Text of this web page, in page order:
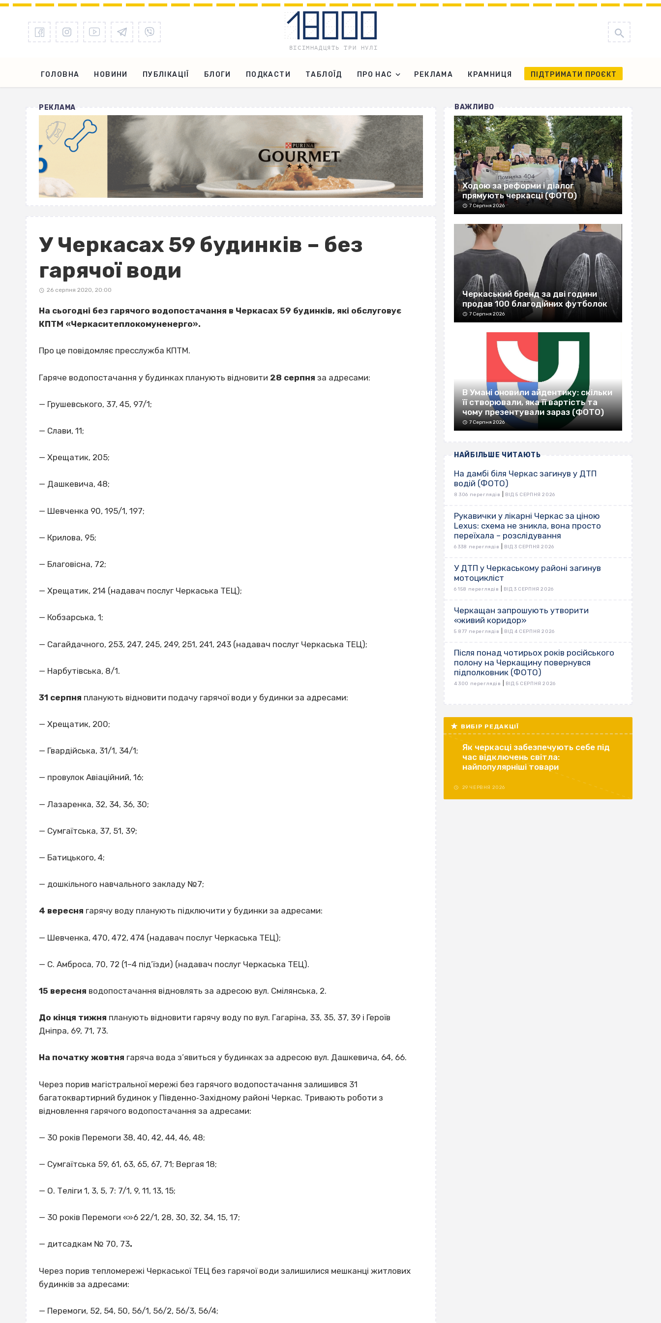
ГОЛОВНА НОВИНИ ПУБЛІКАЦІЇ БЛОГИ ПОДКАСТИ ТАБЛОЇД ПРО НАС РЕКЛАМА КРАМНИЦЯ ПІДТРИМАТИ ПРОЄКТ
РЕКЛАМА
У Черкасах 59 будинків – без
гарячої води
26 серпня 2020, 20:00
На сьогодні без гарячого водопостачання в Черкасах 59 будинків, які обслуговує
КПТМ «Черкаситеплокомуненерго».
Про це повідомляє пресслужба КПТМ.
Гаряче водопостачання у будинках планують відновити 28 серпня за адресами:
— Грушевського, 37, 45, 97/1;
— Слави, 11;
— Хрещатик, 205;
— Дашкевича, 48;
— Шевченка 90, 195/1, 197;
— Крилова, 95;
— Благовісна, 72;
— Хрещатик, 214 (надавач послуг Черкаська ТЕЦ);
— Кобзарська, 1;
— Сагайдачного, 253, 247, 245, 249, 251, 241, 243 (надавач послуг Черкаська ТЕЦ);
— Нарбутівська, 8/1.
31 серпня планують відновити подачу гарячої води у будинки за адресами:
— Хрещатик, 200;
— Гвардійська, 31/1, 34/1;
— провулок Авіаційний, 16;
— Лазаренка, 32, 34, 36, 30;
— Сумгаїтська, 37, 51, 39;
— Батицького, 4;
— дошкільного навчального закладу №7;
4 вересня гарячу воду планують підключити у будинки за адресами:
— Шевченка, 470, 472, 474 (надавач послуг Черкаська ТЕЦ);
— С. Амброса, 70, 72 (1–4 під’їзди) (надавач послуг Черкаська ТЕЦ).
15 вересня водопостачання відновлять за адресою вул. Смілянська, 2.
До кінця тижня планують відновити гарячу воду по вул. Гагаріна, 33, 35, 37, 39 і Героїв
Дніпра, 69, 71, 73.
На початку жовтня гаряча вода з’явиться у будинках за адресою вул. Дашкевича, 64, 66.
Через порив магістральної мережі без гарячого водопостачання залишився 31
багатоквартирний будинок у Південно‐Західному районі Черкас. Тривають роботи з
відновлення гарячого водопостачання за адресами:
— 30 років Перемоги 38, 40, 42, 44, 46, 48;
— Сумгаїтська 59, 61, 63, 65, 67, 71; Вергая 18;
— О. Теліги 1, 3, 5, 7: 7/1, 9, 11, 13, 15;
— 30 років Перемоги «»6 22/1, 28, 30, 32, 34, 15, 17;
— дитсадкам № 70, 73.
Через порив тепломережі Черкаської ТЕЦ без гарячої води залишилися мешканці житлових
будинків за адресами:
— Перемоги, 52, 54, 50, 56/1, 56/2, 56/3, 56/4;
ВАЖЛИВО
Ходою за реформи і діалог
прямують черкасці (ФОТО)
7 Серпня 2026
Черкаський бренд за дві години
продав 100 благодійних футболок
7 Серпня 2026
В Умані оновили айдентику: скільки
її створювали, яка її вартість та
чому презентували зараз (ФОТО)
7 Серпня 2026
НАЙБІЛЬШЕ ЧИТАЮТЬ
На дамбі біля Черкас загинув у ДТП
водій (ФОТО)
8 306 переглядів ВІД 5 СЕРПНЯ 2026
Рукавички у лікарні Черкас за ціною
Lexus: схема не зникла, вона просто
переїхала – розслідування
6 338 переглядів ВІД 3 СЕРПНЯ 2026
У ДТП у Черкаському районі загинув
мотоцикліст
6 158 переглядів ВІД 3 СЕРПНЯ 2026
Черкащан запрошують утворити
«живий коридор»
5 877 переглядів ВІД 4 СЕРПНЯ 2026
Після понад чотирьох років російського
полону на Черкащину повернувся
підполковник (ФОТО)
4 300 переглядів ВІД 5 СЕРПНЯ 2026
ВИБІР РЕДАКЦІЇ
Як черкасці забезпечують себе під
час відключень світла:
найпопулярніші товари
29 ЧЕРВНЯ 2026